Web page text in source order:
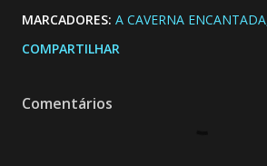
MARCADORES: A CAVERNA ENCANTADA
COMPARTILHAR
Comentários